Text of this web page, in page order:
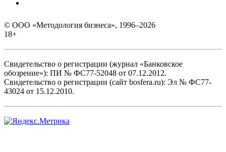
© ООО «Методология бизнеса», 1996–2026
18+
Свидетельство о регистрации (журнал «Банковское
обозрение»): ПИ № ФС77-52048 от 07.12.2012.
Свидетельство о регистрации (сайт bosfera.ru): Эл № ФС77-
43024 от 15.12.2010.